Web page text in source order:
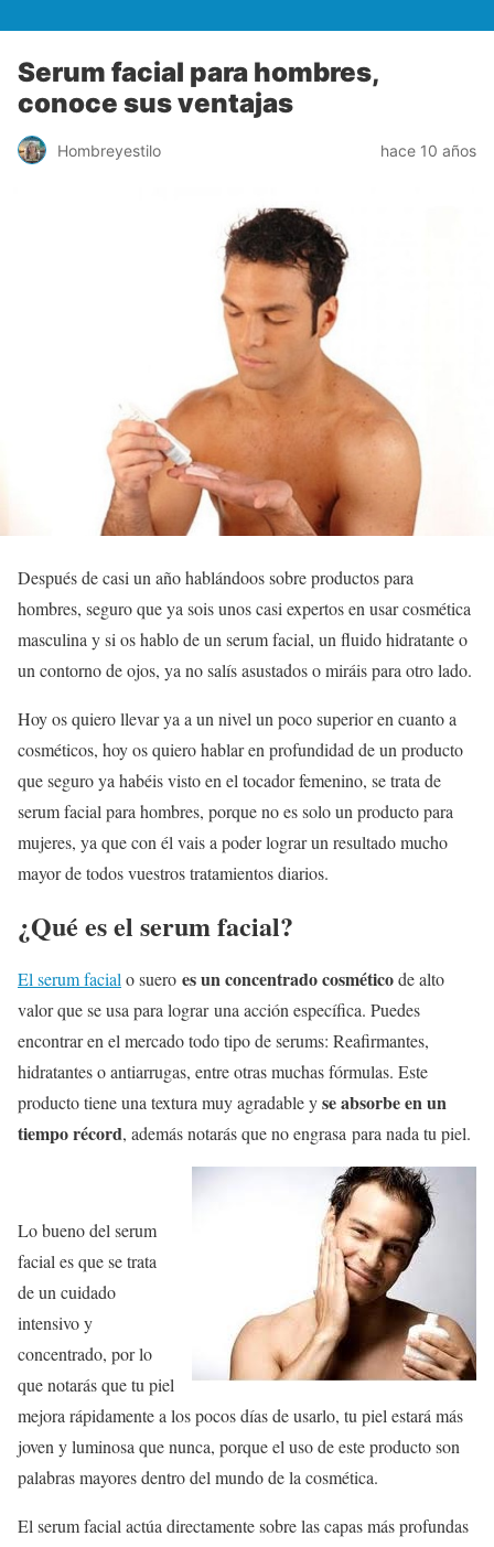
Serum facial para hombres,
conoce sus ventajas
Hombreyestilo hace 10 años
Después de casi un año hablándoos sobre productos para
hombres, seguro que ya sois unos casi expertos en usar cosmética
masculina y si os hablo de un serum facial, un fluido hidratante o
un contorno de ojos, ya no salís asustados o miráis para otro lado.
Hoy os quiero llevar ya a un nivel un poco superior en cuanto a
cosméticos, hoy os quiero hablar en profundidad de un producto
que seguro ya habéis visto en el tocador femenino, se trata de
serum facial para hombres, porque no es solo un producto para
mujeres, ya que con él vais a poder lograr un resultado mucho
mayor de todos vuestros tratamientos diarios.
¿Qué es el serum facial?
El serum facial o suero es un concentrado cosméticode alto
valor que se usa para lograr una acción específica. Puedes
encontrar en el mercado todo tipo de serums: Reafirmantes,
hidratantes o antiarrugas, entre otras muchas fórmulas. Este
producto tiene una textura muy agradable yse absorbe en un
tiempo récord, además notarás que no engrasa para nada tu piel.
Lo bueno del serum
facial es que se trata
de un cuidado
intensivo y
concentrado, por lo
que notarás que tu piel
mejora rápidamente a los pocos días de usarlo, tu piel estará más
joven y luminosa que nunca, porque el uso de este producto son
palabras mayores dentro del mundo de la cosmética.
El serum facial actúa directamente sobre las capas más profundas